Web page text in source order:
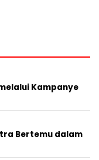
Kampanye
Bertemu dalam